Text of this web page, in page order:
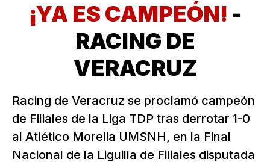
¡YA ES CAMPEÓN! -
RACING DE
VERACRUZ
Racing de Veracruz se proclamó campeón
de Filiales de la Liga TDP tras derrotar 1-0
al Atlético Morelia UMSNH, en la Final
Nacional de la Liguilla de Filiales disputada